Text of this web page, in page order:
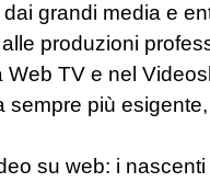
grandi media e
produzioni
TV e nel
sempre più
su web: i